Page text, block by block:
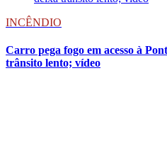
INCÊNDIO
Carro pega fogo em acesso à
trânsito lento; vídeo